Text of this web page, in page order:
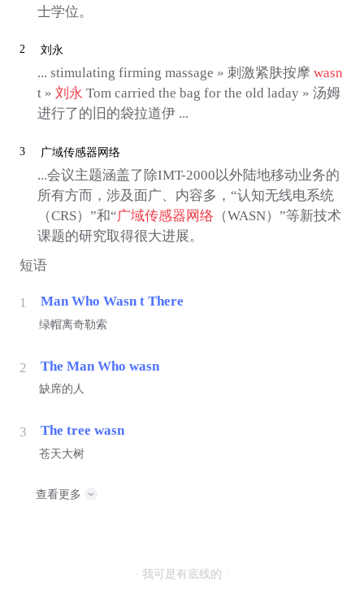
士学位。
2 刘永
... stimulating firming massage » 刺激紧肤按摩 wasn
t » 刘永 Tom carried the bag for the old laday » 汤姆
进行了的旧的袋拉道伊 ...
3 广域传感器网络
...会议主题涵盖了除IMT-2000以外陆地移动业务的
所有方而，涉及面广、内容多，“认知无线电系统
（CRS）”和“广域传感器网络 （WASN）”等新技术
课题的研究取得很大进展。
短语
1 Man Who Wasn t There
绿帽离奇勒索
2 The Man Who wasn
缺席的人
3 The tree wasn
苍天大树
查看更多
· 我可是有底线的 ·